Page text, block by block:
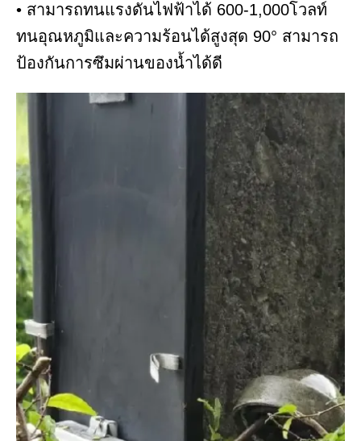
• สามารถทนแรงดันไฟฟ้าได้ 600-1,000โวลท์
ทนอุณหภูมิและความร้อนได้สูงสุด 90° สามารถ
ป้องกันการซึมผ่านของน้ำได้ดี